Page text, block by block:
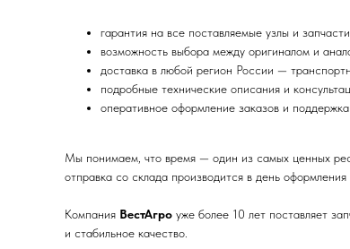
гарантия на все поставляемые узлы и
возможность выбора между оригиналом и
доставка в любой регион России —
подробные технические описания и
оперативное оформление заказов и поддержка
Мы понимаем, что время — один из самых ценных
отправка со склада производится в день оформления
Компания ВестАгро уже более 10 лет поставляет
и стабильное качество.